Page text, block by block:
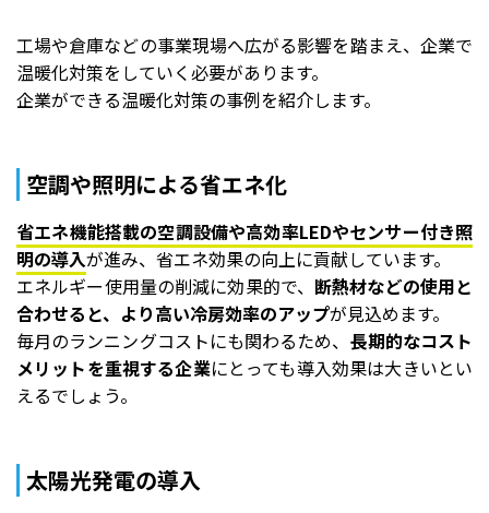
工場や倉庫などの事業現場へ広がる影響を踏まえ、企業で
温暖化対策をしていく必要があります。
企業ができる温暖化対策の事例を紹介します。
空調や照明による省エネ化
省エネ機能搭載の空調設備や高効率LEDやセンサー付き照
明の導入が進み、省エネ効果の向上に貢献しています。
エネルギー使用量の削減に効果的で、 断熱材などの使用と
合わせると、より高い冷房効率のアップが見込めます。
毎月のランニングコストにも関わるため、 長期的なコスト
メリットを重視する企業にとっても導入効果は大きいとい
えるでしょう。
太陽光発電の導入